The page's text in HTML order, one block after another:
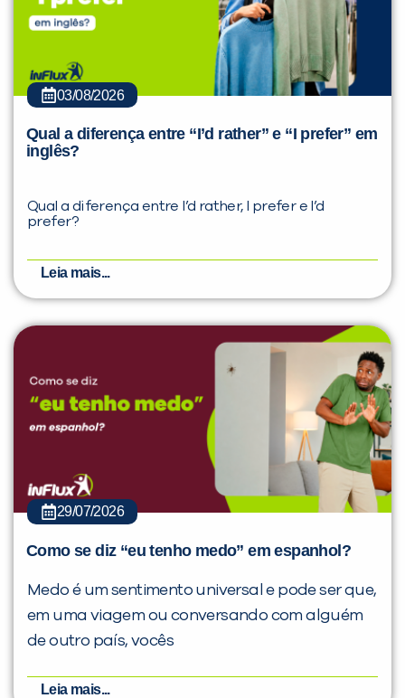
03/08/2026
Qual a diferença entre “I’d rather” e “I prefer” em
inglês?
Qual a diferença entre I’d rather, I prefer e I’d
prefer?
Leia mais...
29/07/2026
Como se diz “eu tenho medo” em espanhol?
Medo é um sentimento universal e pode ser que,
em uma viagem ou conversando com alguém
de outro país, vocês
Leia mais...